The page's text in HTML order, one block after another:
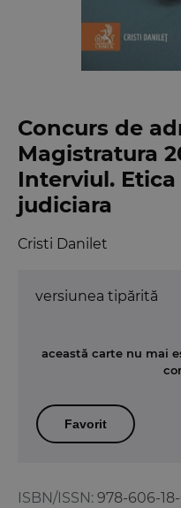
Concurs de
Magistratura
Interviul.
judiciara
Cristi Danilet
ISBN/ISSN: 978-606-
versiunea tipărită
această carte nu mai
Favorit